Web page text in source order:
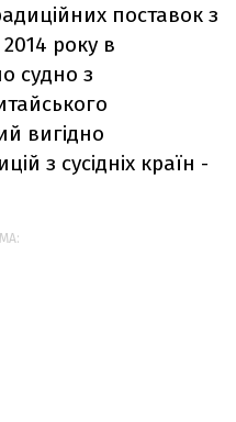
поставок з
2014 року в
судно з
вигідно
з сусідніх країн -